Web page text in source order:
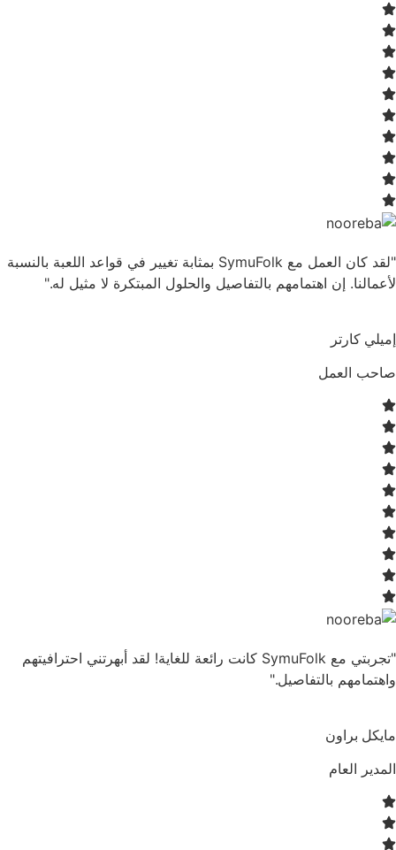
"لقد كان العمل مع SymuFolk بمثابة تغيير في قواعد اللعبة بالنسبة
لأعمالنا. إن اهتمامهم بالتفاصيل والحلول المبتكرة لا مثيل له."
إميلي كارتر
صاحب العمل
"تجربتي مع SymuFolk كانت رائعة للغاية! لقد أبهرتني احترافيتهم
واهتمامهم بالتفاصيل."
مايكل براون
المدير العام